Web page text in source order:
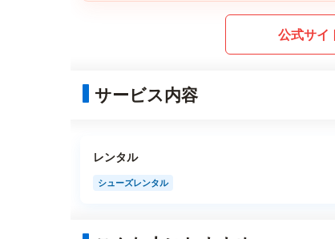
公式サイ
サービス内容
レンタル
シューズレンタル